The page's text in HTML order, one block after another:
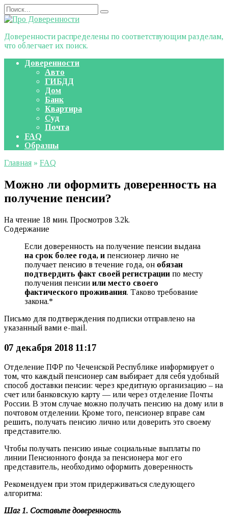
Перейти
к
содержанию
Search
for:
Доверенности распределены по соответствующим разделам,
что облегчает их поиск.
Доверенности
Авто
ГИБДД
Дом
Банк
Квартира
Суд
Почта
FAQ
Образцы
Главная » FAQ
Можно ли оформить доверенность на
получение пенсии?
На чтение 18 мин. Просмотров 3.2k.
Содержание
Если доверенность на получение пенсии выдана
на срок более года, и пенсионер лично не
получает пенсию в течение года, он обязан
подтвердить факт своей регистрации по месту
получения пенсии или место своего
фактического проживания. Таково требование
закона.*
Письмо для подтверждения подписки отправлено на
указанный вами e-mail.
07 декабря 2018 11:17
Отделение ПФР по Чеченской Республике информирует о
том, что каждый пенсионер сам выбирает для себя удобный
способ доставки пенсии: через кредитную организацию – на
счет или банковскую карту — или через отделение Почты
России. В этом случае можно получать пенсию на дому или в
почтовом отделении. Кроме того, пенсионер вправе сам
решить, получать пенсию лично или доверить это своему
представителю.
Чтобы получать пенсию иные социальные выплаты по
линии Пенсионного фонда за пенсионера мог его
представитель, необходимо оформить доверенность
Рекомендуем при этом придерживаться следующего
алгоритма:
Шаг 1. Составьте доверенность